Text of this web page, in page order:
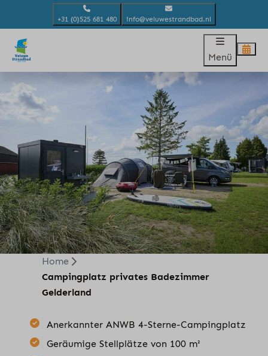
+31 (0)525 681 480 info@veluwestrandbad.nl
Menü
Home
Campingplatz privates Badezimmer
Gelderland
Anerkannter ANWB 4-Sterne-Campingplatz
Geräumige Stellplätze von 100 m²